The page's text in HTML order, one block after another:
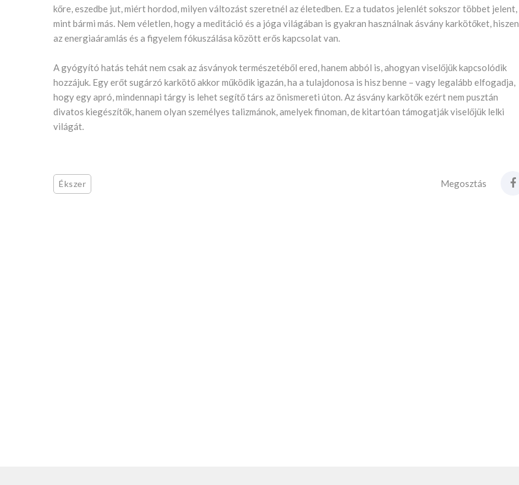
kőre, eszedbe jut, miért hordod, milyen változást szeretnél az életedben. Ez a tudatos jelenlét sokszor többet jelent,
mint bármi más. Nem véletlen, hogy a meditáció és a jóga világában is gyakran használnak ásvány karkötőket, hiszen
az energiaáramlás és a figyelem fókuszálása között erős kapcsolat van.
A gyógyító hatás tehát nem csak az ásványok természetéből ered, hanem abból is, ahogyan viselőjük kapcsolódik
hozzájuk. Egy erőt sugárzó karkötő akkor működik igazán, ha a tulajdonosa is hisz benne – vagy legalább elfogadja,
hogy egy apró, mindennapi tárgy is lehet segítő társ az önismereti úton. Az ásvány karkötők ezért nem pusztán
divatos kiegészítők, hanem olyan személyes talizmánok, amelyek finoman, de kitartóan támogatják viselőjük lelki
világát.
Ékszer Megosztás